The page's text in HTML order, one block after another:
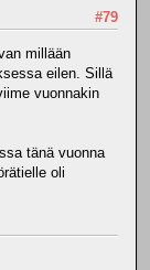
#79
millään
eilen. Sillä
vuonnakin
tänä vuonna
oli